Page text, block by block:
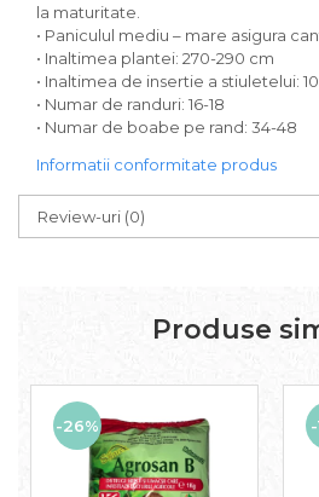
la maturitate.
• Paniculul mediu – mare asigura
• Inaltimea plantei: 270-290 cm
• Inaltimea de insertie a stiuletelui:
• Numar de randuri: 16-18
• Numar de boabe pe rand: 34-48
Informatii conformitate produs
Review-uri (0)
Produse
-26%